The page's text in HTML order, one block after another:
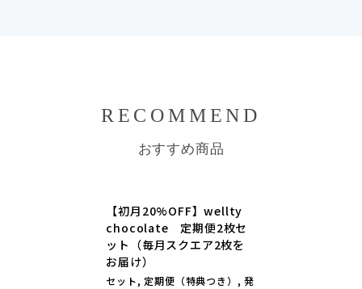
RECOMMEND
おすすめ商品
【初月20%OFF】wellty
chocolate 定期便2枚セ
ット（毎月スクエア2枚を
お届け）
セット, 定期便（特典つき）, 発